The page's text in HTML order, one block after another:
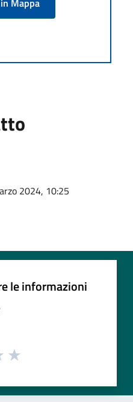
Mappa
2024, 10:25
le informazioni